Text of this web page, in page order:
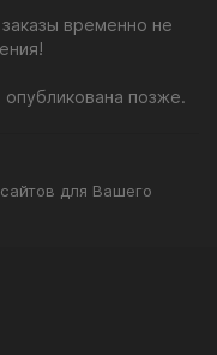
в любую точку
временно не
позже.
для Вашего